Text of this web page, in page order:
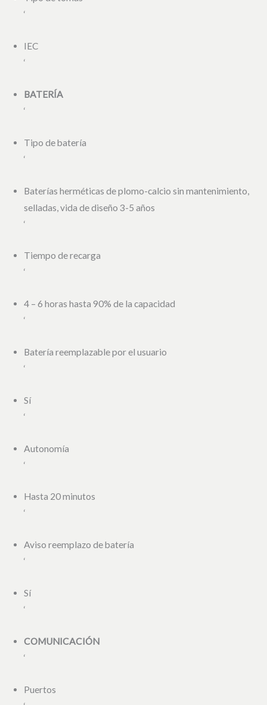
‘
IEC
‘
BATERÍA
‘
Tipo de batería
‘
Baterías herméticas de plomo-calcio sin mantenimiento,
selladas, vida de diseño 3-5 años
‘
Tiempo de recarga
‘
4 – 6 horas hasta 90% de la capacidad
‘
Batería reemplazable por el usuario
‘
Sí
‘
Autonomía
‘
Hasta 20 minutos
‘
Aviso reemplazo de batería
‘
Sí
‘
COMUNICACIÓN
‘
Puertos